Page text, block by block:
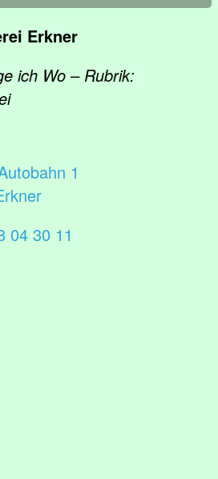
Erkner
ich Wo – Rubrik:
1
04 30 11